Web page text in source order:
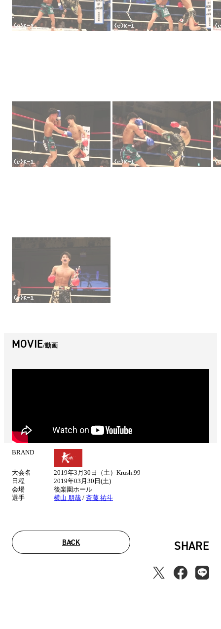
MOVIE 動画
BRAND
大会名
2019年3月30日（土）Krush.99
日程
2019年03月30日(土)
会場
後楽園ホール
選手
横山 朋哉 / 斎藤 祐斗
BACK SHARE